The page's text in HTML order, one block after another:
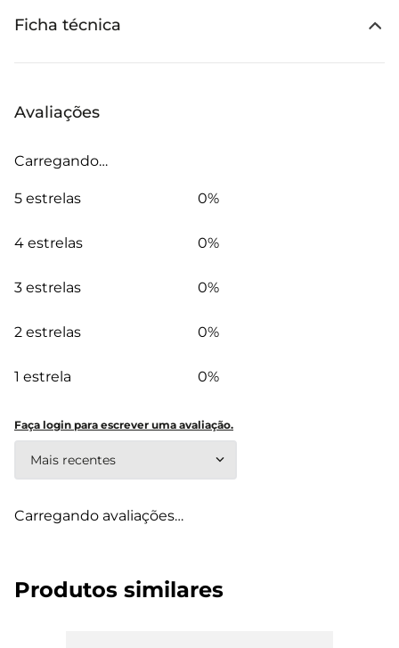
Ficha técnica
Avaliações
Carregando…
5 estrelas 0%
4 estrelas 0%
3 estrelas 0%
2 estrelas 0%
1 estrela 0%
Faça login para escrever uma avaliação.
Mais recentes
Carregando avaliações…
Produtos similares